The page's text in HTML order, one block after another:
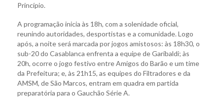
Princípio.
A programação inicia às 18h, com a solenidade oficial,
reunindo autoridades, desportistas e a comunidade. Logo
após, a noite será marcada por jogos amistosos: às 18h30, o
sub-20 do Casablanca enfrenta a equipe de Garibaldi; às
20h, ocorre o jogo festivo entre Amigos do Barão e um time
da Prefeitura; e, às 21h15, as equipes do Filtradores e da
AMSM, de São Marcos, entram em quadra em partida
preparatória para o Gauchão Série A.